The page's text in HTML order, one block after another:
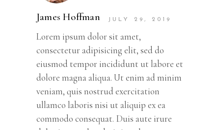
James Hoffman JULY 29, 2019
Lorem ipsum dolor sit amet,
consectetur adipisicing elit, sed do
eiusmod tempor incididunt ut labore et
dolore magna aliqua. Ut enim ad minim
veniam, quis nostrud exercitation
ullamco laboris nisi ut aliquip ex ea
commodo consequat. Duis aute irure